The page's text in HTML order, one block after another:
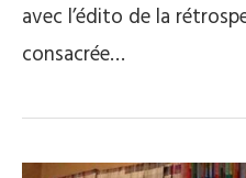
avec l’édito de la
consacrée…